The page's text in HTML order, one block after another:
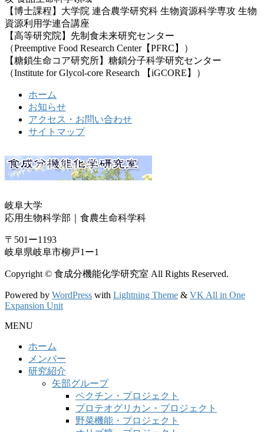
【博士課程】大学院 連合農学研究科 生物資源科学専攻 生物
資源利用学連合講座
【高等研究院】先制食未来研究センター
（Preemptive Food Research Center【PFRC】）
【糖鎖生命コア研究所】糖鎖分子科学研究センター
（Institute for Glycol-core Research 【iGCORE】）
ホーム
お知らせ
アクセス・お問い合わせ
サイトマップ
岐阜大学
応用生物科学部｜食農生命科学科
〒501ー1193
岐阜県岐阜市柳戸1ー1
Copyright © 食成分機能化学研究室 All Rights Reserved.
Powered by WordPress with Lightning Theme & VK All in One
Expansion Unit
MENU
ホーム
メンバー
研究紹介
矢部グループ
ペクチン・プロジェクト
プロテオグリカン・プロジェクト
野菜機能・プロジェクト